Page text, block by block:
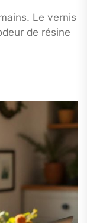
Le vernis
de résine